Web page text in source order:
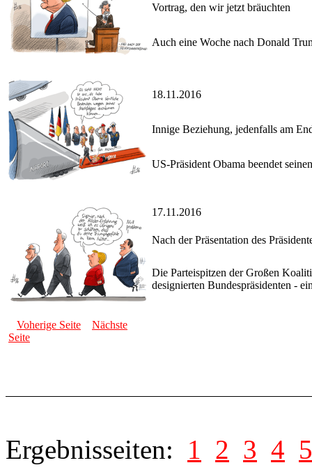
Vortrag, den wir jetzt bräuchten
Auch eine Woche nach Donald
18.11.2016
Innige Beziehung, jedenfalls am
US-Präsident Obama beendet
17.11.2016
Nach der Präsentation des
Die Parteispitzen der Großen
designierten Bundespräsidenten -
Voherige Seite
Nächste
Seite
Ergebnisseiten: 1 2 3 4 5